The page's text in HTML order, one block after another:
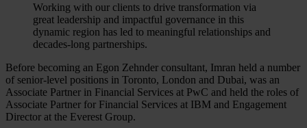
Working with our clients to drive transformation via
great leadership and impactful governance in this
dynamic region has led to meaningful relationships and
decades-long partnerships.
Before becoming an Egon Zehnder consultant, Imran held a number
of senior-level positions in Toronto, London and Dubai, was an
Associate Partner in Financial Services at PwC and held the roles of
Associate Partner for Financial Services at IBM and Engagement
Director at the Everest Group.